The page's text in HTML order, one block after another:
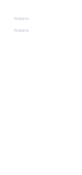
Reklama
Reklama